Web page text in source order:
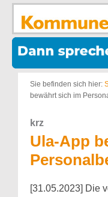
Zum
springen
Sie befinden sich hier:
bewährt sich im
krz
Ula-App
[31.05.2023] Die